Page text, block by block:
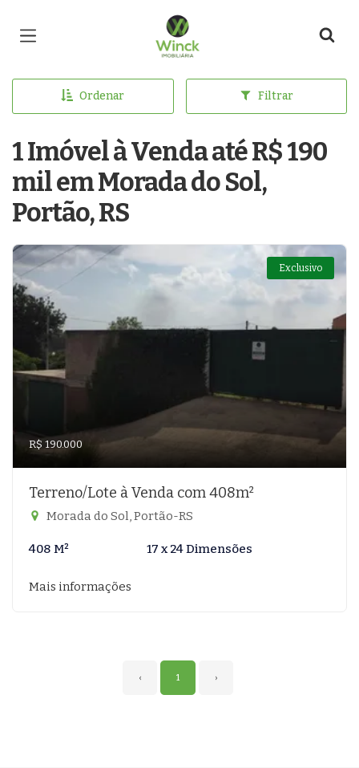
Página inicial
Ordenar Filtrar
1 Imóvel à Venda até R$ 190
mil em Morada do Sol,
Portão, RS
Exclusivo
R$ 190.000
Terreno/Lote à Venda com 408m²
Morada do Sol, Portão-RS
408 M² 17 x 24 Dimensões
Mais informações
‹ 1 ›